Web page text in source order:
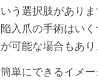
いう選択肢がありま
陥入爪の手術はい
が可能な場合もあり
簡単にできるイメ